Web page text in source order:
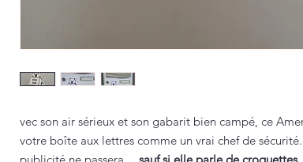
vec son air sérieux et son gabarit bien campé, ce
votre boîte aux lettres comme un vrai chef de sécurité.